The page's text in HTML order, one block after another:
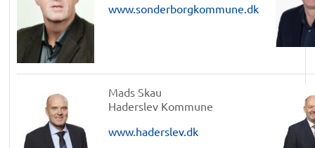
www.sonderborgkommune.dk
Mads Skau
Haderslev Kommune
www.haderslev.dk